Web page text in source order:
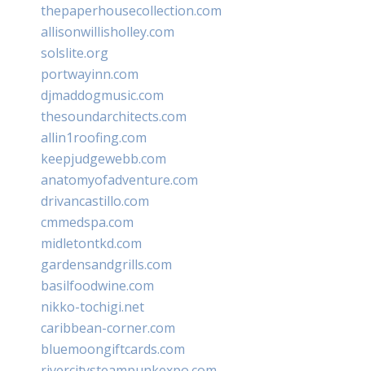
thepaperhousecollection.com
allisonwillisholley.com
solslite.org
portwayinn.com
djmaddogmusic.com
thesoundarchitects.com
allin1roofing.com
keepjudgewebb.com
anatomyofadventure.com
drivancastillo.com
cmmedspa.com
midletontkd.com
gardensandgrills.com
basilfoodwine.com
nikko-tochigi.net
caribbean-corner.com
bluemoongiftcards.com